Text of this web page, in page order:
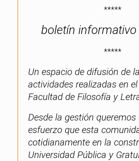
*****
boletín
*****
Un espacio de difusión de
actividades realizadas en
Facultad de Filosofía y
Desde la gestión
esfuerzo que esta
cotidianamente en la
Universidad Pública y